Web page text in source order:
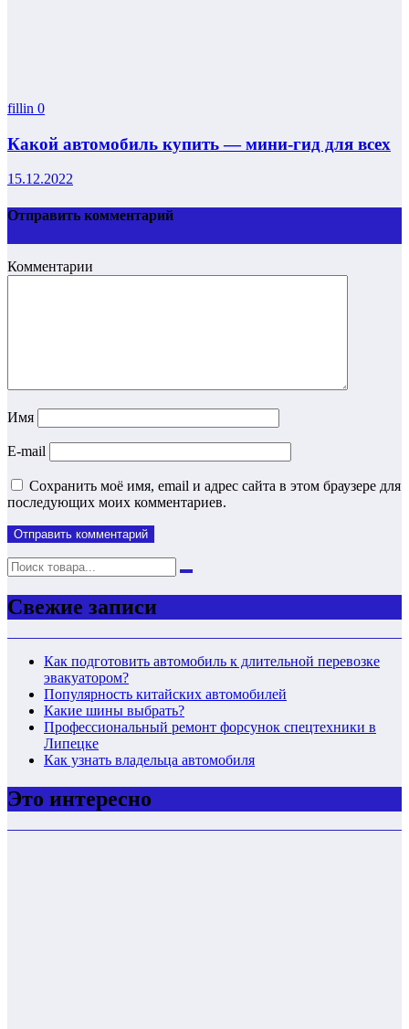
fillin 0
Какой автомобиль купить — мини-гид для всех
15.12.2022
Отправить комментарий
Комментарии
Имя
E-mail
Сохранить моё имя, email и адрес сайта в этом браузере для
последующих моих комментариев.
Свежие записи
Как подготовить автомобиль к длительной перевозке
эвакуатором?
Популярность китайских автомобилей
Какие шины выбрать?
Профессиональный ремонт форсунок спецтехники в
Липецке
Как узнать владельца автомобиля
Это интересно